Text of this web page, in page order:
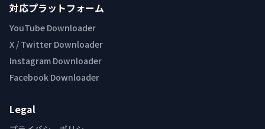
対応プラットフォーム
YouTube Downloader
X / Twitter Downloader
Instagram Downloader
Facebook Downloader
Legal